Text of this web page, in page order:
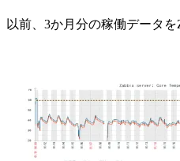
以前、3か月分の稼働データを